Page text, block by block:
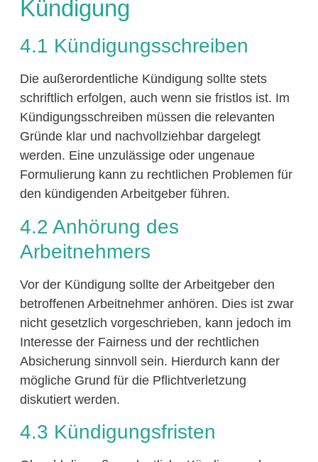
Kündigung
4.1 Kündigungsschreiben
Die außerordentliche Kündigung sollte stets
schriftlich erfolgen, auch wenn sie fristlos ist. Im
Kündigungsschreiben müssen die relevanten
Gründe klar und nachvollziehbar dargelegt
werden. Eine unzulässige oder ungenaue
Formulierung kann zu rechtlichen Problemen für
den kündigenden Arbeitgeber führen.
4.2 Anhörung des
Arbeitnehmers
Vor der Kündigung sollte der Arbeitgeber den
betroffenen Arbeitnehmer anhören. Dies ist zwar
nicht gesetzlich vorgeschrieben, kann jedoch im
Interesse der Fairness und der rechtlichen
Absicherung sinnvoll sein. Hierdurch kann der
mögliche Grund für die Pflichtverletzung
diskutiert werden.
4.3 Kündigungsfristen